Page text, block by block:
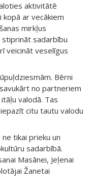
aktivitātē
kopā ar vecākiem
mirkļus
sadarbību
veicināt veselīgus
Bērni
no partneriem
valodā. Tas
citu tautu valodu
tikai prieku un
sadarbībā.
Masānei, Jeļenai
Žanetai